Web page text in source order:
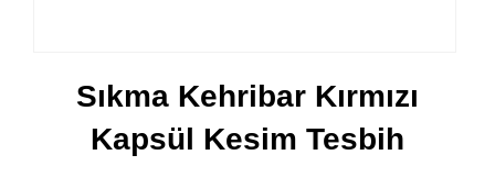
Sıkma Kehribar Kırmızı
Kapsül Kesim Tesbih